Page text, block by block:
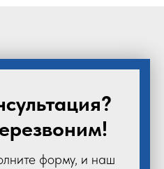
форму, и наш